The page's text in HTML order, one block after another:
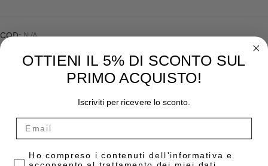
COD:N/A
Categoria:
Turbine potenti, stabili e confortevoli dotate di corpo in titanio con
ottimale.
Caratteristiche:
OTTIENI IL 5% DI SCONTO SUL
PRIMO ACQUISTO!
Iscriviti per ricevere lo sconto.
Privacy Policy
Ho compreso i contenuti dell'informativa e